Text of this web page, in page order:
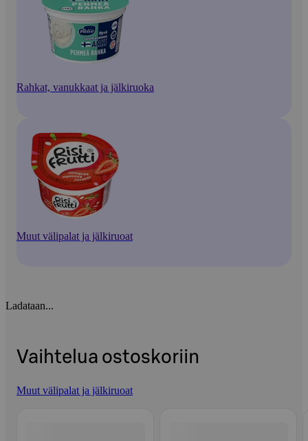
Rahkat, vanukkaat ja jälkiruoka
Muut välipalat ja jälkiruoat
Ladataan...
Vaihtelua ostoskoriin
Muut välipalat ja jälkiruoat